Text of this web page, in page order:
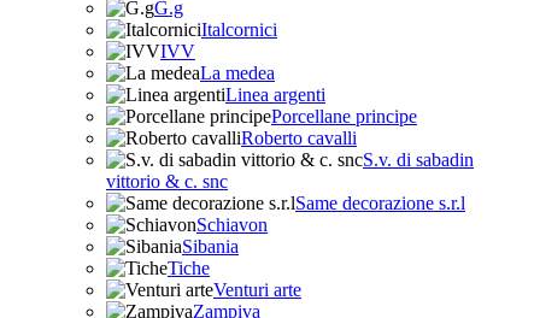
G.g
Italcornici
IVV
La medea
Linea argenti
Porcellane principe
Roberto cavalli
S.v. di sabadin
vittorio & c. snc
Same decorazione s.r.l
Schiavon
Sibania
Tiche
Venturi arte
Zampiva